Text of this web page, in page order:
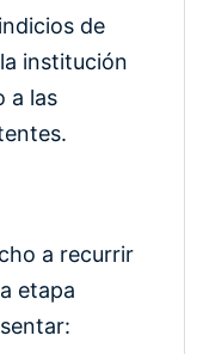
de
institución
a las
a recurrir
etapa